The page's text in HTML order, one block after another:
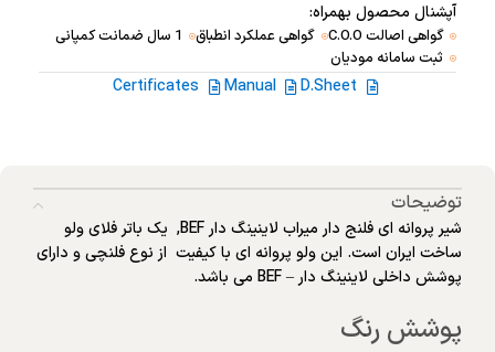
آپشنال محصول بهمراه:
گواهی اصالت C.O.O گواهی عملکرد انطباق
1 سال ضمانت کمپانی
ثبت سامانه مودیان
D.Sheet
Manual
Certificates
توضیحات
شیر پروانه ای فلنج دار میراب لاینینگ دار BEF, یک باتر فلای ولو
ساخت ایران است. این ولو پروانه ای با کیفیت از نوع فلنچی و دارای
پوشش داخلی لاینینگ دار – BEF می باشد.
پوشش رنگ